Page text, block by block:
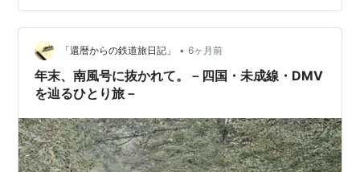
崎寺と、金剛頂寺にはかなりの急坂を結構上ります。獲
得標高は570mくらいあります。 ランキング参加中自転
車 The ride starts from Konoura Station on th…
「還暦からの鉄道旅日記」 • 6ヶ月前
年末、南風号に抜かれて。－四国・未成線・DMV
を辿るひとり旅－